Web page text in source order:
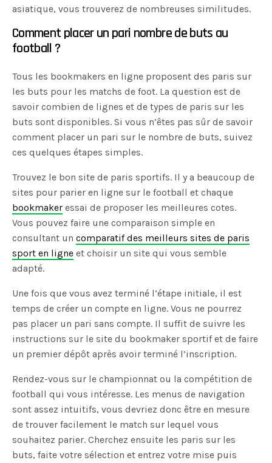
asiatique, vous trouverez de nombreuses similitudes.
Comment placer un pari nombre de buts au
football ?
Tous les bookmakers en ligne proposent des paris sur
les buts pour les matchs de foot. La question est de
savoir combien de lignes et de types de paris sur les
buts sont disponibles. Si vous n’êtes pas sûr de savoir
comment placer un pari sur le nombre de buts, suivez
ces quelques étapes simples.
Trouvez le bon site de paris sportifs. Il y a beaucoup de
sites pour parier en ligne sur le football et chaque
bookmaker essai de proposer les meilleures cotes.
Vous pouvez faire une comparaison simple en
consultant uncomparatif des meilleurs sites de paris
sport en ligne et choisir un site qui vous semble
adapté.
Une fois que vous avez terminé l’étape initiale, il est
temps de créer un compte en ligne. Vous ne pourrez
pas placer un pari sans compte. Il suffit de suivre les
instructions sur le site du bookmaker sportif et de faire
un premier dépôt après avoir terminé l’inscription.
Rendez-vous sur le championnat ou la compétition de
football qui vous intéresse. Les menus de navigation
sont assez intuitifs, vous devriez donc être en mesure
de trouver facilement le match sur lequel vous
souhaitez parier. Cherchez ensuite les paris sur les
buts, faite votre sélection et entrez votre mise puis